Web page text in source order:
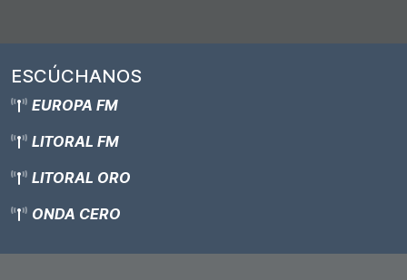
ESCÚCHANOS
EUROPA FM
LITORAL FM
LITORAL ORO
ONDA CERO